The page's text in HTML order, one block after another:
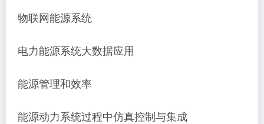
物联网能源系统
电力能源系统大数据应用
能源管理和效率
能源动力系统过程中仿真控制与集成